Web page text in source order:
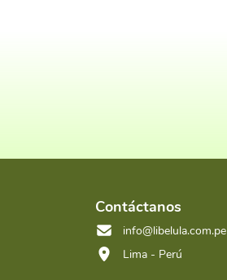
Contáctanos
info@libelula.com.pe
Lima - Perú